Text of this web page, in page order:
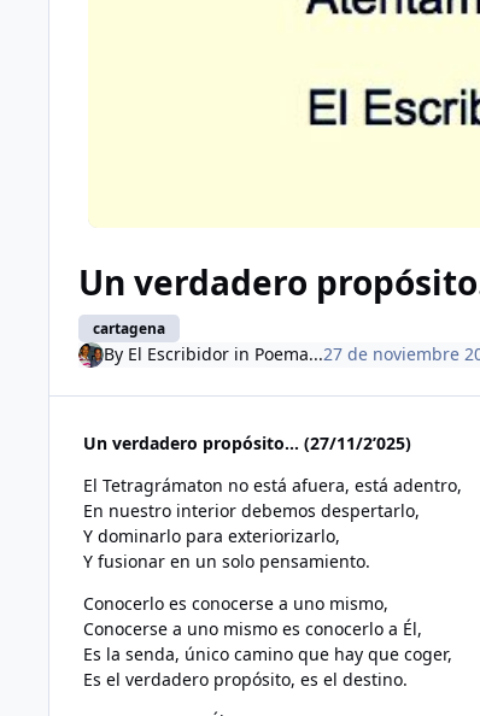
Un verdadero
cartagena
By El Escribidorin Poema...27 de noviembre
Un verdadero propósito… (27/11/2’025)
El Tetragrámaton no está afuera, está adentro,
En nuestro interior debemos despertarlo,
Y dominarlo para exteriorizarlo,
Y fusionar en un solo pensamiento.
Conocerlo es conocerse a uno mismo,
Conocerse a uno mismo es conocerlo a Él,
Es la senda, único camino que hay que coger,
Es el verdadero propósito, es el destino.